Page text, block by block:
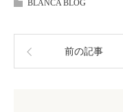
BLANCA BLOG
前の記事